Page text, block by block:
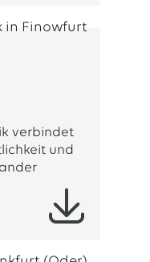
verbindet
und